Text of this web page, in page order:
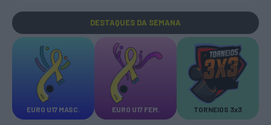
DESTAQUES DA SEMANA
EURO U17 MASC. EURO U17 FEM. TORNEIOS 3x3